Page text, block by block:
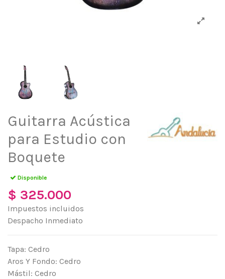
Guitarra Acústica
para Estudio con
Boquete
Disponible
$ 325.000
Impuestos incluidos
Despacho Inmediato
Tapa: Cedro
Aros Y Fondo: Cedro
Mástil: Cedro